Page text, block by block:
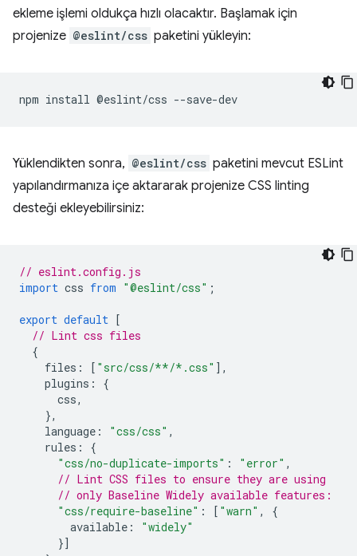
ekleme işlemi oldukça hızlı olacaktır. Başlamak için
projenize @eslint/css paketini yükleyin:
Yüklendikten sonra, @eslint/css paketini mevcut ESLint
yapılandırmanıza içe aktararak projenize CSS linting
desteği ekleyebilirsiniz:
// eslint.config.js
import css from "@eslint/css" ;
export default [
// Lint css files
{
files : [ "src/css/**/*.css" ],
plugins :
{
css,
},
language : "css/css" ,
rules :
{
"css/no-duplicate-imports" : "error" ,
// Lint CSS files to ensure they are using
// only Baseline Widely available features:
"css/require-baseline" : [ "warn" ,
{
available :
"widely"
}]